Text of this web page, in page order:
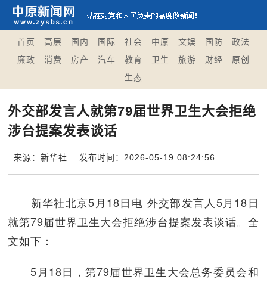
首页 高层 国内 国际 社会 中原 文娱 国防
政法
廉政
消费 房产 汽车 教育 卫生 旅游 财经
原创
生态
外交部发言人就第79届世界卫生大会拒绝
涉台提案发表谈话
来源：新华社 发布时间：2026-05-19 08:24:56
新华社北京5月18日电 外交部发言人5月18日
就第79届世界卫生大会拒绝涉台提案发表谈话。全
文如下：
5月18日，第79届世界卫生大会总务委员会和